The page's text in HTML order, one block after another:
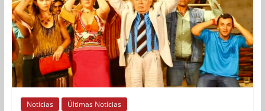
Notícias Últimas Notícias